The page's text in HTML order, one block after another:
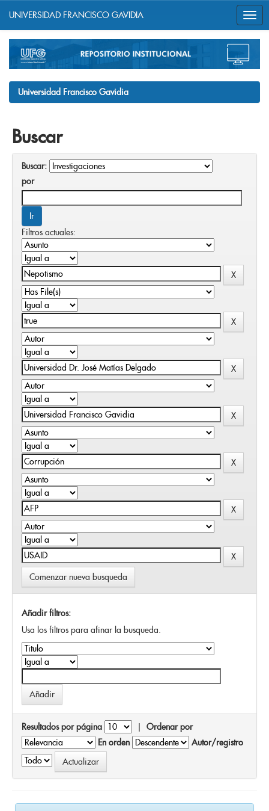
navigation
UNIVERSIDAD FRANCISCO GAVIDIA
Universidad Francisco Gavidia
Buscar
Buscar:
por
Filtros actuales:
Comenzar nueva busqueda
Añadir filtros:
Usa los filtros para afinar la busqueda.
Resultados por página | Ordenar por
En orden
Autor/registro